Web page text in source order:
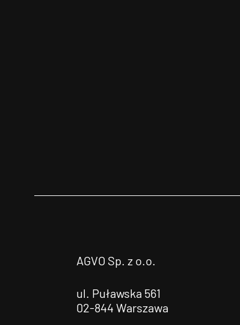
AGVO Sp. z o.o.
ul. Puławska 561
02-844 Warszawa